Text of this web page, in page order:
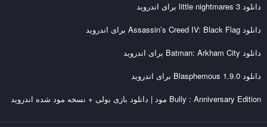
دانلود little nightmares 3 برای اندروید
دانلود Assassin’s Creed IV: Black Flag برای اندروید
دانلود Batman: Arkham City برای اندروید
دانلود Blasphemous 1.9.0 برای اندروید
Bully : Anniversary Edition مود | دانلود بازی بولی + نسخه مود شده اندروید